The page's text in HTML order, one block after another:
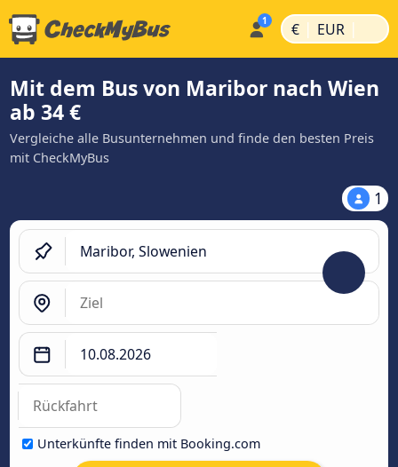
€ | EUR |
Mit dem Bus von Maribor nach Wien
ab 34 €
Vergleiche alle Busunternehmen und finde den besten Preis
mit CheckMyBus
1
Unterkünfte finden mit Booking.com